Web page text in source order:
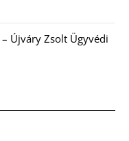
Újváry Zsolt Ügyvédi